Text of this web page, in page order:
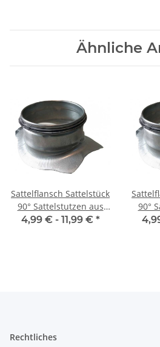
Ähnliche
Sattelflansch Sattelstück
90° Sattelstutzen aus
verzinktem Stahlblech,
4,99 € - 11,99 € *
90°
Rechtliches